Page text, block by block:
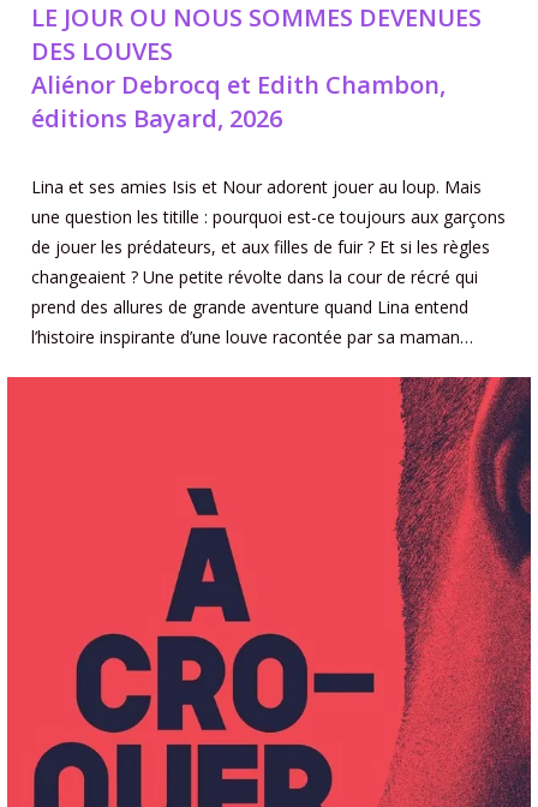
LE JOUR OU NOUS SOMMES DEVENUES
DES LOUVES
Aliénor Debrocq et Edith Chambon,
éditions Bayard, 2026
Lina et ses amies Isis et Nour adorent jouer au loup. Mais
une question les titille : pourquoi est-ce toujours aux garçons
de jouer les prédateurs, et aux filles de fuir ? Et si les règles
changeaient ? Une petite révolte dans la cour de récré qui
prend des allures de grande aventure quand Lina entend
l’histoire inspirante d’une louve racontée par sa maman…